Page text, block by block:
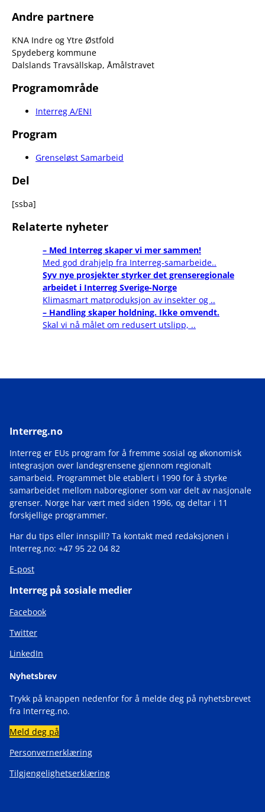
Andre partnere
KNA Indre og Ytre Østfold
Spydeberg kommune
Dalslands Travsällskap, Åmålstravet
Programområde
Interreg A/ENI
Program
Grenseløst Samarbeid
Del
[ssba]
Relaterte nyheter
– Med Interreg skaper vi mer sammen!
Med god drahjelp fra Interreg-samarbeide..
Syv nye prosjekter styrker det grenseregionale
arbeidet i Interreg Sverige-Norge
Klimasmart matproduksjon av insekter og ..
– Handling skaper holdning. Ikke omvendt.
Skal vi nå målet om redusert utslipp, ..
Interreg.no
Interreg er EUs program for å fremme sosial og økonomisk
integrasjon over landegrensene gjennom regionalt
samarbeid. Programmet ble etablert i 1990 for å styrke
samarbeidet mellom naboregioner som var delt av nasjonale
grenser. Norge har vært med siden 1996, og deltar i 11
forskjellige programmer.
Har du tips eller innspill? Ta kontakt med redaksjonen i
Interreg.no: +47 95 22 04 82
E-post
Interreg på sosiale medier
Facebook
Twitter
LinkedIn
Nyhetsbrev
Trykk på knappen nedenfor for å melde deg på nyhetsbrevet
fra Interreg.no.
Meld deg på
Personvernerklæring
Tilgjengelighetserklæring